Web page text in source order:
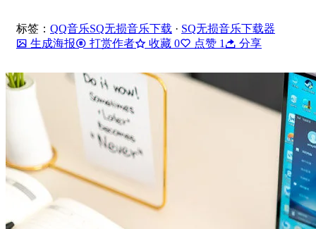
标签： QQ音乐SQ无损音乐下载 · SQ无损音乐下载器
生成海报
打赏作者 收藏 0 点赞 1 分享